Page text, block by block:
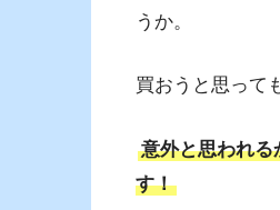
うか。
買おうと思って
意外と思われ
す！